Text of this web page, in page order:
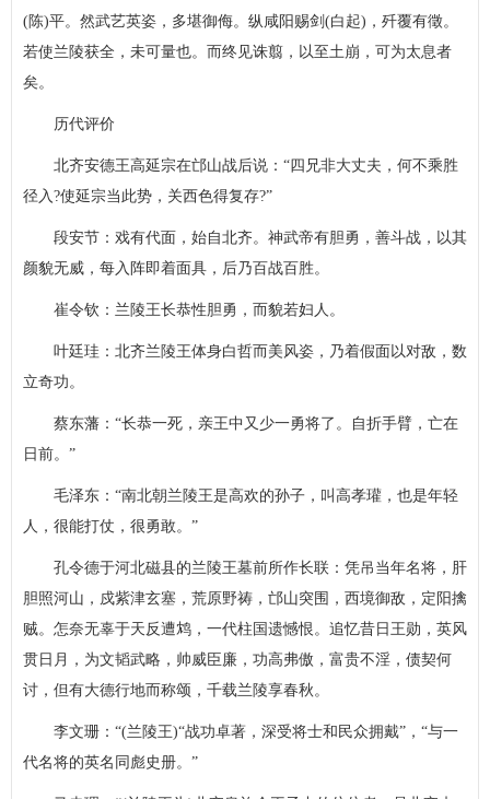
(陈)平。然武艺英姿，多堪御侮。纵咸阳赐剑(白起)，歼覆有徵。
若使兰陵获全，未可量也。而终见诛翦，以至土崩，可为太息者
矣。
历代评价
北齐安德王高延宗在邙山战后说：“四兄非大丈夫，何不乘胜
径入?使延宗当此势，关西色得复存?”
段安节：戏有代面，始自北齐。神武帝有胆勇，善斗战，以其
颜貌无威，每入阵即着面具，后乃百战百胜。
崔令钦：兰陵王长恭性胆勇，而貌若妇人。
叶廷珪：北齐兰陵王体身白哲而美风姿，乃着假面以对敌，数
立奇功。
蔡东藩：“长恭一死，亲王中又少一勇将了。自折手臂，亡在
日前。”
毛泽东：“南北朝兰陵王是高欢的孙子，叫高孝瓘，也是年轻
人，很能打仗，很勇敢。”
孔令德于河北磁县的兰陵王墓前所作长联：凭吊当年名将，肝
胆照河山，戍紫津玄塞，荒原野祷，邙山突围，西境御敌，定阳擒
贼。怎奈无辜于天反遭鸩，一代柱国遗憾恨。追忆昔日王勋，英风
贯日月，为文韬武略，帅威臣廉，功高弗傲，富贵不淫，债契何
讨，但有大德行地而称颂，千载兰陵享春秋。
李文珊：“(兰陵王)“战功卓著，深受将士和民众拥戴”，“与一
代名将的英名同彪史册。”